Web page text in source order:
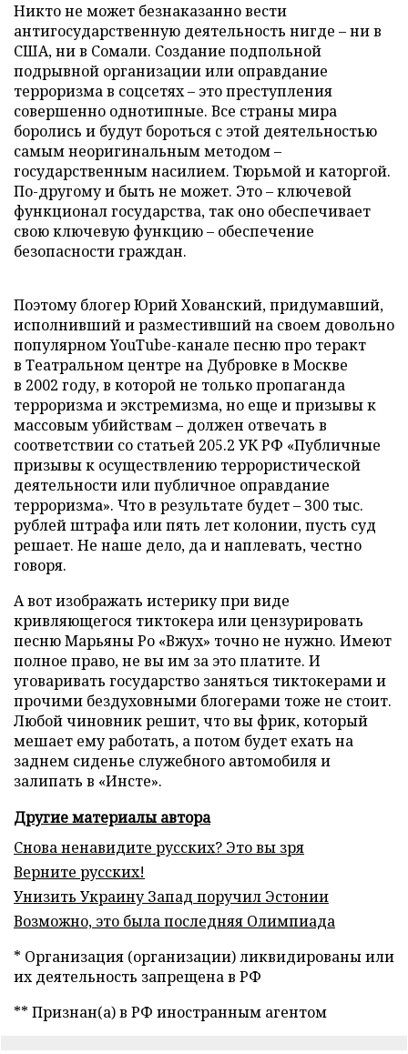
Никто не может безнаказанно вести
антигосударственную деятельность нигде – ни в
США, ни в Сомали. Создание подпольной
подрывной организации или оправдание
терроризма в соцсетях – это преступления
совершенно однотипные. Все страны мира
боролись и будут бороться с этой деятельностью
самым неоригинальным методом –
государственным насилием. Тюрьмой и каторгой.
По-другому и быть не может. Это – ключевой
функционал государства, так оно обеспечивает
свою ключевую функцию – обеспечение
безопасности граждан.
Поэтому блогер Юрий Хованский, придумавший,
исполнивший и разместивший на своем довольно
популярном YouTube-канале песню про теракт
в Театральном центре на Дубровке в Москве
в 2002 году, в которой не только пропаганда
терроризма и экстремизма, но еще и призывы к
массовым убийствам – должен отвечать в
соответствии со статьей 205.2 УК РФ «Публичные
призывы к осуществлению террористической
деятельности или публичное оправдание
терроризма». Что в результате будет – 300 тыс.
рублей штрафа или пять лет колонии, пусть суд
решает. Не наше дело, да и наплевать, честно
говоря.
А вот изображать истерику при виде
кривляющегося тиктокера или цензурировать
песню Марьяны Ро «Вжух» точно не нужно. Имеют
полное право, не вы им за это платите. И
уговаривать государство заняться тиктокерами и
прочими бездуховными блогерами тоже не стоит.
Любой чиновник решит, что вы фрик, который
мешает ему работать, а потом будет ехать на
заднем сиденье служебного автомобиля и
залипать в «Инсте».
Другие материалы автора
Снова ненавидите русских? Это вы зря
Верните русских!
Унизить Украину Запад поручил Эстонии
Возможно, это была последняя Олимпиада
* Организация (организации) ликвидированы или
их деятельность запрещена в РФ
** Признан(а) в РФ иностранным агентом